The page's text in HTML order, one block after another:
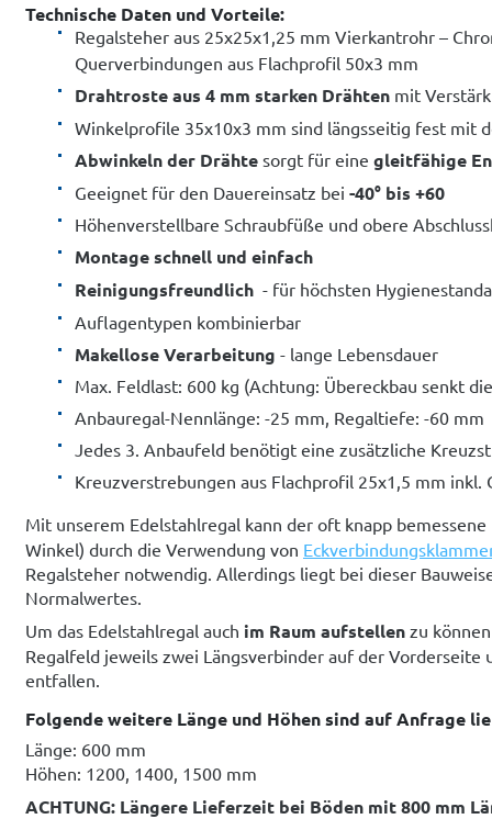
Technische Daten und Vorteile:
Regalsteher aus 25x25x1,25 mm Vierkantrohr –
Querverbindungen aus Flachprofil 50x3 mm
Drahtroste aus 4 mm starken Drähtenmit
Winkelprofile 35x10x3 mm sind längsseitig fest mit
Abwinkeln der Drähtesorgt für eine gleitfähige
Geeignet für den Dauereinsatz bei -40° bis +60
Höhenverstellbare Schraubfüße und obere
Montage schnell und einfach
Reinigungsfreundlich - für höchsten
Auflagentypen kombinierbar
Makellose Verarbeitung - lange Lebensdauer
Max. Feldlast: 600 kg (Achtung: Übereckbau senkt
Anbauregal-Nennlänge: -25 mm, Regaltiefe: -60 mm
Jedes 3. Anbaufeld benötigt eine zusätzliche
Kreuzverstrebungen aus Flachprofil 25x1,5 mm inkl.
Mit unserem Edelstahlregal kann der oft knapp
Winkel) durch die Verwendung von
Regalsteher notwendig. Allerdings liegt bei dieser
Normalwertes.
Um das Edelstahlregal auch im Raum aufstellen zu
Regalfeld jeweils zwei Längsverbinder auf der
entfallen.
Folgende weitere Länge und Höhen sind auf Anfrage
Länge: 600 mm
Höhen: 1200, 1400, 1500 mm
ACHTUNG: Längere Lieferzeit bei Böden mit 800 mm